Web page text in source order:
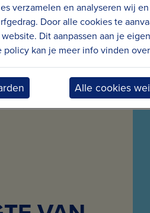
moment spijt. “
verzamelen en analyseren wij
Door alle cookies te
Dit aanpassen aan je
policy kan je meer info vinden
Alle cookies